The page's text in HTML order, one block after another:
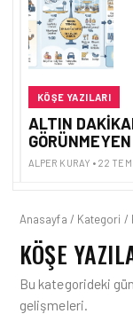
KÖŞE YAZILARI
ALTIN
ALPER KURAY • 22
Anasayfa / Kategori /
KÖŞE
Bu kategorideki
gelişmeleri.